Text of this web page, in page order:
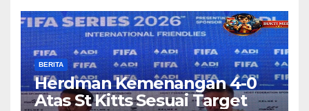
BERITA
Herdman Kemenangan 4-0
Atas St Kitts Sesuai Target